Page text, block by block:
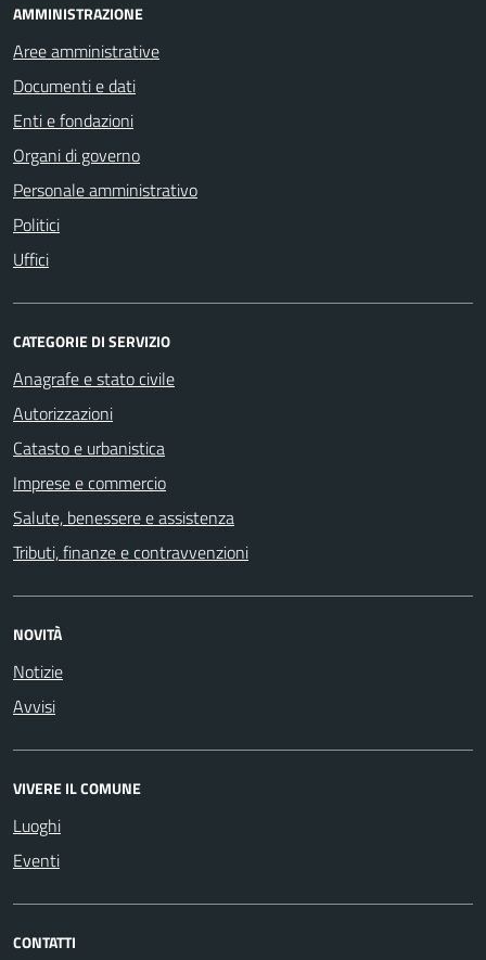
AMMINISTRAZIONE
Aree amministrative
Documenti e dati
Enti e fondazioni
Organi di governo
Personale amministrativo
Politici
Uffici
CATEGORIE DI SERVIZIO
Anagrafe e stato civile
Autorizzazioni
Catasto e urbanistica
Imprese e commercio
Salute, benessere e assistenza
Tributi, finanze e contravvenzioni
NOVITÀ
Notizie
Avvisi
VIVERE IL COMUNE
Luoghi
Eventi
CONTATTI